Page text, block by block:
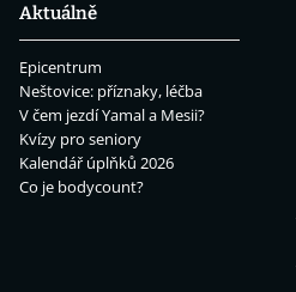
Aktuálně
Epicentrum
Neštovice: příznaky, léčba
V čem jezdí Yamal a Mesii?
Kvízy pro seniory
Kalendář úplňků 2026
Co je bodycount?